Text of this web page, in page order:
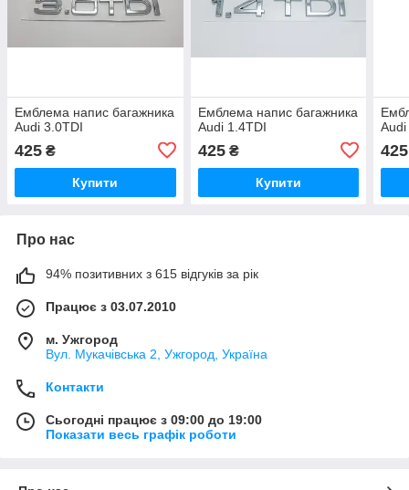
Емблема напис багажника
Audi 3.0TDI
425 ₴
Купити
Емблема напис багажника
Audi 1.4TDI
425₴
Купити
425
Про нас
94% позитивних з 615 відгуків за рік
Працює з 03.07.2010
м. Ужгород
Вул. Мукачівська 2, Ужгород, Україна
Контакти
Сьогодні працює з 09:00 до 19:00
Показати весь графік роботи